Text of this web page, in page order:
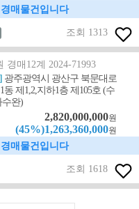
매물건입니다
조회 1313
경매12계 2024-71993
광주광역시 광산구 북문대로
동 제1,2,지하1층 제105호 (수
수완)
2,820,000,000원
(45%)1,263,360,000원
매물건입니다
조회 1618